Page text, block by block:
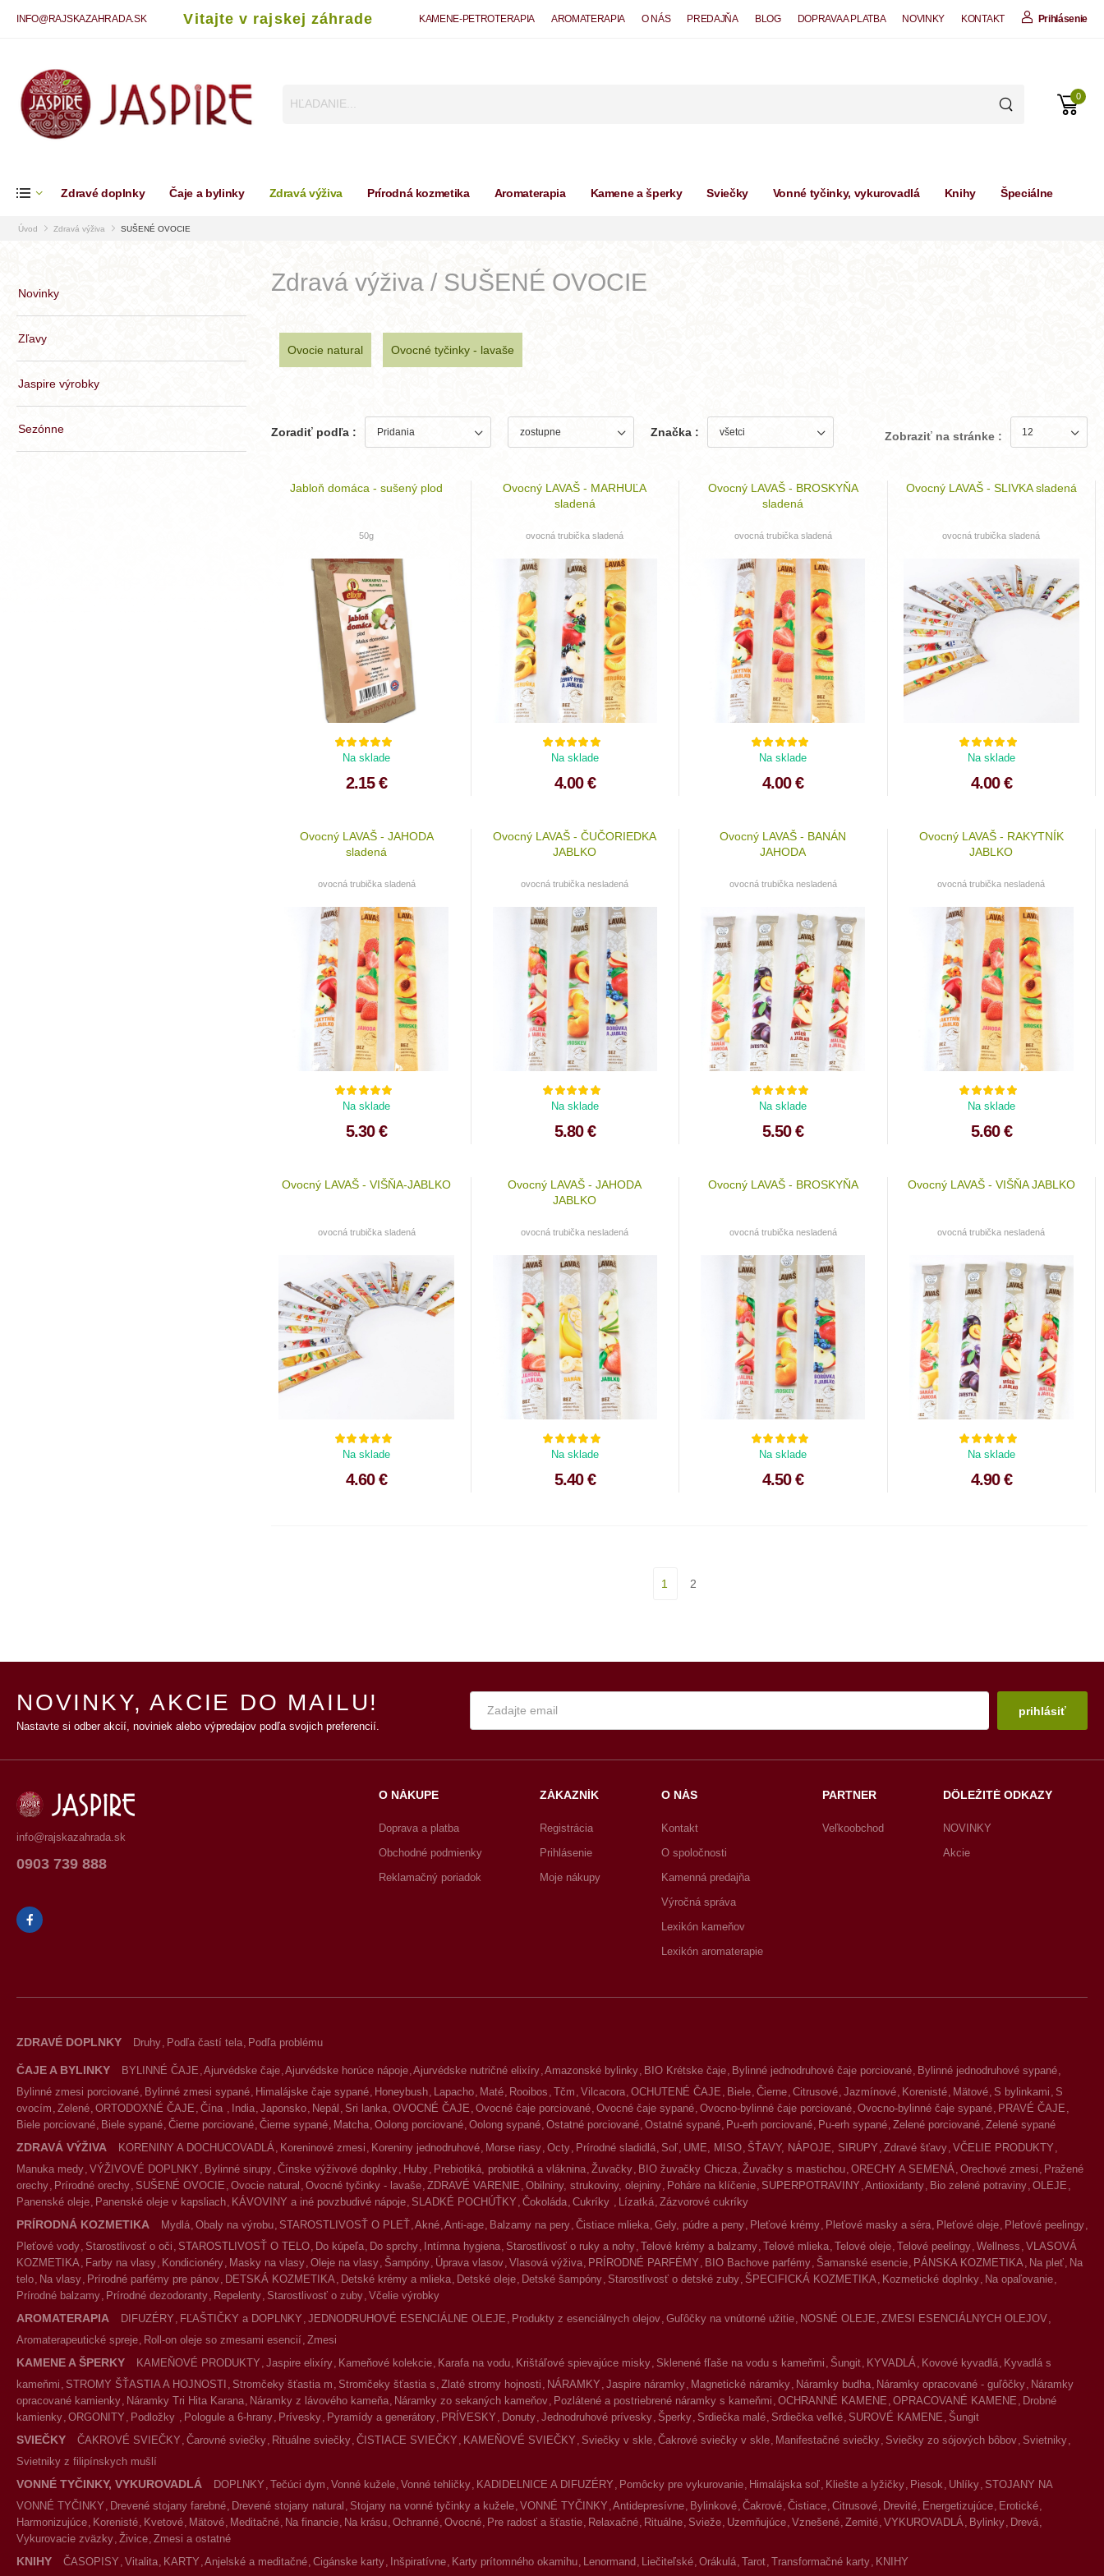
INFO@RAJSKAZAHRADA.SK Vitajte v rajskej záhrade KAMENE-PETROTERAPIA AROMATERAPIA O NÁS PREDAJŇA BLOG DOPRAVA A PLATBA NOVINKY KONTAKT Prihlásenie
0
Zdravé doplnky Čaje a bylinky Zdravá výživa Prírodná kozmetika Aromaterapia Kamene a šperky Sviečky Vonné tyčinky, vykurovadlá Knihy Špeciálne
Úvod Zdravá výživa SUŠENÉ OVOCIE
Novinky
Zľavy
Jaspire výrobky
Sezónne
Zdravá výživa / SUŠENÉ OVOCIE
Ovocie natural Ovocné tyčinky - lavaše
Zoradiť podľa : Značka : Zobraziť na stránke :
Jabloň domáca - sušený plod
50g
Na sklade
2.15 €
Ovocný LAVAŠ - MARHUĽA
sladená
ovocná trubička sladená
Na sklade
4.00 €
Ovocný LAVAŠ - BROSKYŇA
sladená
ovocná trubička sladená
Na sklade
4.00 €
Ovocný LAVAŠ - SLIVKA sladená
ovocná trubička sladená
Na sklade
4.00 €
Ovocný LAVAŠ - JAHODA
sladená
ovocná trubička sladená
Na sklade
5.30 €
Ovocný LAVAŠ - ČUČORIEDKA
JABLKO
ovocná trubička nesladená
Na sklade
5.80 €
Ovocný LAVAŠ - BANÁN
JAHODA
ovocná trubička nesladená
Na sklade
5.50 €
Ovocný LAVAŠ - RAKYTNÍK
JABLKO
ovocná trubička nesladená
Na sklade
5.60 €
Ovocný LAVAŠ - VIŠŇA-JABLKO
ovocná trubička sladená
Na sklade
4.60 €
Ovocný LAVAŠ - JAHODA
JABLKO
ovocná trubička nesladená
Na sklade
5.40 €
Ovocný LAVAŠ - BROSKYŇA
ovocná trubička nesladená
Na sklade
4.50 €
Ovocný LAVAŠ - VIŠŇA JABLKO
ovocná trubička nesladená
Na sklade
4.90 €
1 2
NOVINKY, AKCIE DO MAILU!
Nastavte si odber akcií, noviniek alebo výpredajov podľa svojich preferencií.
prihlásiť
info@rajskazahrada.sk
0903 739 888
O NÁKUPE
Doprava a platba
Obchodné podmienky
Reklamačný poriadok
ZÁKAZNÍK
Registrácia
Prihlásenie
Moje nákupy
O NÁS
Kontakt
O spoločnosti
Kamenná predajňa
Výročná správa
Lexikón kameňov
Lexikón aromaterapie
PARTNER
Veľkoobchod
DÔLEŽITÉ ODKAZY
NOVINKY
Akcie
ZDRAVÉ DOPLNKY Druhy Podľa častí tela Podľa problému
ČAJE A BYLINKY BYLINNÉ ČAJE Ajurvédske čaje Ajurvédske horúce nápoje Ajurvédske nutričné elixíry Amazonské bylinky BIO Krétske čaje Bylinné jednodruhové čaje porciované Bylinné jednodruhové sypané
Bylinné zmesi porciované Bylinné zmesi sypané Himalájske čaje sypané Honeybush Lapacho Maté Rooibos Tčm Vilcacora OCHUTENÉ ČAJE Biele Čierne Citrusové Jazmínové Korenisté Mätové S bylinkami S
ovocím Zelené ORTODOXNÉ ČAJE Čína India Japonsko Nepál Sri lanka OVOCNÉ ČAJE Ovocné čaje porciované Ovocné čaje sypané Ovocno-bylinné čaje porciované Ovocno-bylinné čaje sypané PRAVÉ ČAJE
Biele porciované Biele sypané Čierne porciované Čierne sypané Matcha Oolong porciované Oolong sypané Ostatné porciované Ostatné sypané Pu-erh porciované Pu-erh sypané Zelené porciované Zelené sypané
ZDRAVÁ VÝŽIVA KORENINY A DOCHUCOVADLÁ Koreninové zmesi Koreniny jednodruhové Morse riasy Octy Prírodné sladidlá Soľ UME, MISO ŠŤAVY, NÁPOJE, SIRUPY Zdravé šťavy VČELIE PRODUKTY
Manuka medy VÝŽIVOVÉ DOPLNKY Bylinné sirupy Čínske výživové doplnky Huby Prebiotiká, probiotiká a vláknina Žuvačky BIO žuvačky Chicza Žuvačky s mastichou ORECHY A SEMENÁ Orechové zmesi
Pražené
orechy Prírodné orechy SUŠENÉ OVOCIE Ovocie natural Ovocné tyčinky - lavaše ZDRAVÉ VARENIE Obilniny, strukoviny, olejniny Poháre na klíčenie SUPERPOTRAVINY Antioxidanty Bio zelené potraviny OLEJE
Panenské oleje Panenské oleje v kapsliach KÁVOVINY a iné povzbudivé nápoje SLADKÉ POCHÚŤKY Čokoláda Cukríky Lízatká Zázvorové cukríky
PRÍRODNÁ KOZMETIKA Mydlá Obaly na výrobu STAROSTLIVOSŤ O PLEŤ Akné Anti-age Balzamy na pery Čistiace mlieka Gely, púdre a peny Pleťové krémy Pleťové masky a séra Pleťové oleje Pleťové peelingy
Pleťové vody Starostlivosť o oči STAROSTLIVOSŤ O TELO Do kúpeľa Do sprchy Intímna hygiena Starostlivosť o ruky a nohy Telové krémy a balzamy Telové mlieka Telové oleje Telové peelingy Wellness VLASOVÁ
KOZMETIKA Farby na vlasy Kondicionéry Masky na vlasy Oleje na vlasy Šampóny Úprava vlasov Vlasová výživa PRÍRODNÉ PARFÉMY BIO Bachove parfémy Šamanské esencie PÁNSKA KOZMETIKA Na pleť Na
telo Na vlasy Prírodné parfémy pre pánov DETSKÁ KOZMETIKA Detské krémy a mlieka Detské oleje Detské šampóny Starostlivosť o detské zuby ŠPECIFICKÁ KOZMETIKA Kozmetické doplnky Na opaľovanie
Prírodné balzamy Prírodné dezodoranty Repelenty Starostlivosť o zuby Včelie výrobky
AROMATERAPIA DIFUZÉRY FĽAŠTIČKY a DOPLNKY JEDNODRUHOVÉ ESENCIÁLNE OLEJE Produkty z esenciálnych olejov Guľôčky na vnútorné užitie NOSNÉ OLEJE ZMESI ESENCIÁLNYCH OLEJOV
Aromaterapeutické spreje Roll-on oleje so zmesami esencií Zmesi
KAMENE A ŠPERKY KAMEŇOVÉ PRODUKTY Jaspire elixíry Kameňové kolekcie Karafa na vodu Krištáľové spievajúce misky Sklenené fľaše na vodu s kameňmi Šungit KYVADLÁ Kovové kyvadlá Kyvadlá s
kameňmi STROMY ŠŤASTIA A HOJNOSTI Stromčeky šťastia m Stromčeky šťastia s Zlaté stromy hojnosti NÁRAMKY Jaspire náramky Magnetické náramky Náramky budha Náramky opracované - guľôčky Náramky
opracované kamienky Náramky Tri Hita Karana Náramky z lávového kameňa Náramky zo sekaných kameňov Pozlátené a postriebrené náramky s kameňmi OCHRANNÉ KAMENE OPRACOVANÉ KAMENE
Drobné
kamienky ORGONITY Podložky Pologule a 6-hrany Prívesky Pyramídy a generátory PRÍVESKY Donuty Jednodruhové prívesky Šperky Srdiečka malé Srdiečka veľké SUROVÉ KAMENE Šungit
SVIEČKY ČAKROVÉ SVIEČKY Čarovné sviečky Rituálne sviečky ČISTIACE SVIEČKY KAMEŇOVÉ SVIEČKY Sviečky v skle Čakrové sviečky v skle Manifestačné sviečky Sviečky zo sójových bôbov Svietniky
Svietniky z filipínskych mušlí
VONNÉ TYČINKY, VYKUROVADLÁ DOPLNKY Tečúci dym Vonné kužele Vonné tehličky KADIDELNICE A DIFUZÉRY Pomôcky pre vykurovanie Himalájska soľ Kliešte a lyžičky Piesok Uhlíky STOJANY NA
VONNÉ TYČINKY
Drevené stojany farebné Drevené stojany natural Stojany na vonné tyčinky a kužele VONNÉ TYČINKY Antidepresívne Bylinkové Čakrové Čistiace Citrusové Drevité Energetizujúce Erotické
Harmonizujúce Korenisté Kvetové Mätové Meditačné Na financie Na krásu Ochranné Ovocné Pre radosť a šťastie Relaxačné Rituálne Svieže Uzemňujúce Vznešené Zemité VYKUROVADLÁ Bylinky Drevá
Vykurovacie zväzky Živice Zmesi a ostatné
KNIHY ČASOPISY Vitalita KARTY Anjelské a meditačné Cigánske karty Inšpiratívne Karty prítomného okamihu Lenormand Liečiteľské Orákulá Tarot Transformačné karty KNIHY